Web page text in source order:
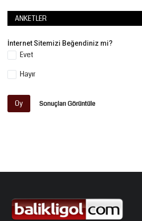
ANKETLER
İnternet Sitemizi Beğendiniz mi?
Evet
Hayır
Oy Sonuçları Görüntüle